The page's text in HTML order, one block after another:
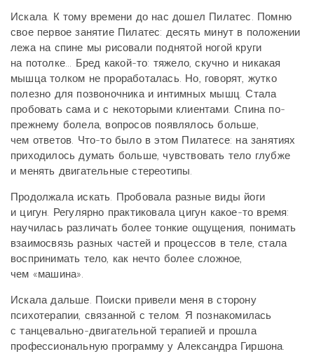
Искала. К тому времени до нас дошел Пилатес. Помню
свое первое занятие Пилатес: десять минут в положении
лежа на спине мы рисовали поднятой ногой круги
на потолке... Бред какой-то: тяжело, скучно и никакая
мышца толком не проработалась. Но, говорят, жутко
полезно для позвоночника и интимных мышц. Стала
пробовать сама и с некоторыми клиентами. Спина по-
прежнему болела, вопросов появлялось больше,
чем ответов. Что-то было в этом Пилатесе: на занятиях
приходилось думать больше, чувствовать тело глубже
и менять двигательные стереотипы.
Продолжала искать. Пробовала разные виды йоги
и цигун. Регулярно практиковала цигун какое-то время:
научилась различать более тонкие ощущения, понимать
взаимосвязь разных частей и процессов в теле, стала
воспринимать тело, как нечто более сложное,
чем «машина».
Искала дальше. Поиски привели меня в сторону
психотерапии, связанной с телом. Я познакомилась
с танцевально-двигательной терапией и прошла
профессиональную программу у Александра Гиршона.